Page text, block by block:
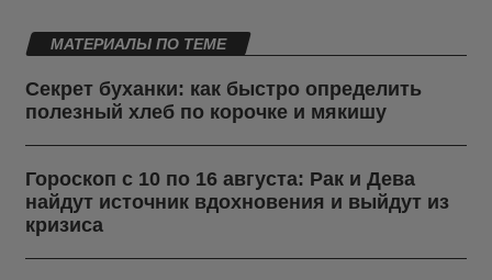
МАТЕРИАЛЫ ПО ТЕМЕ
Секрет буханки: как быстро определить
полезный хлеб по корочке и мякишу
Гороскоп с 10 по 16 августа: Рак и Дева
найдут источник вдохновения и выйдут из
кризиса